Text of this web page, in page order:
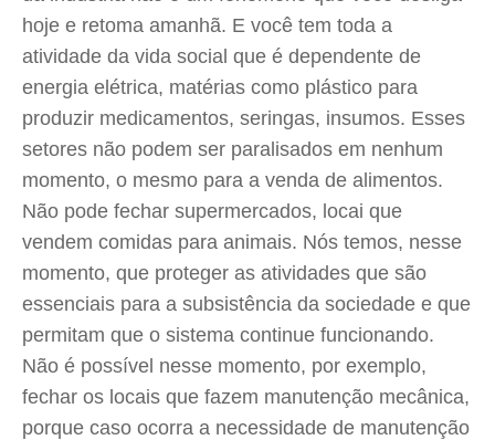
hoje e retoma amanhã. E você tem toda a
atividade da vida social que é dependente de
energia elétrica, matérias como plástico para
produzir medicamentos, seringas, insumos. Esses
setores não podem ser paralisados em nenhum
momento, o mesmo para a venda de alimentos.
Não pode fechar supermercados, locai que
vendem comidas para animais. Nós temos, nesse
momento, que proteger as atividades que são
essenciais para a subsistência da sociedade e que
permitam que o sistema continue funcionando.
Não é possível nesse momento, por exemplo,
fechar os locais que fazem manutenção mecânica,
porque caso ocorra a necessidade de manutenção